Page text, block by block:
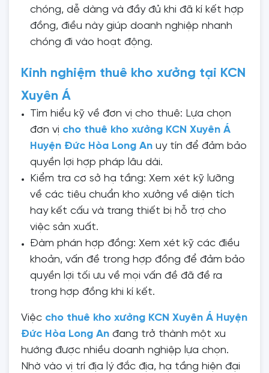
chóng, dễ dàng và đầy đủ khi đã kí kết hợp
đồng, điều này giúp doanh nghiệp nhanh
chóng đi vào hoạt động.
Kinh nghiệm thuê kho xưởng tại KCN
Xuyên Á
Tìm hiểu kỹ về đơn vị cho thuê: Lựa chọn
đơn vị cho thuê kho xưởng KCN Xuyên Á
Huyện Đức Hòa Long An uy tín để đảm bảo
quyền lợi hợp pháp lâu dài.
Kiểm tra cơ sở hạ tầng: Xem xét kỹ lưỡng
về các tiêu chuẩn kho xưởng về diện tích
hay kết cấu và trang thiết bị hỗ trợ cho
việc sản xuất.
Đàm phán hợp đồng: Xem xét kỹ các điều
khoản, vấn đề trong hợp đồng để đảm bảo
quyền lợi tối ưu về mọi vấn đề đã đề ra
trong hợp đồng khi kí kết.
Việc cho thuê kho xưởng KCN Xuyên Á Huyện
Đức Hòa Long An đang trở thành một xu
hướng được nhiều doanh nghiệp lựa chọn.
Nhờ vào vị trí địa lý đắc địa, hạ tầng hiện đại